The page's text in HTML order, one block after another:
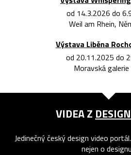
od 14.3.2026 do
Weil am Rhein,
Výstava Liběna
od 20.11.2025 do
Moravská
VIDEA Z
Jedinečný český design video
nejen o